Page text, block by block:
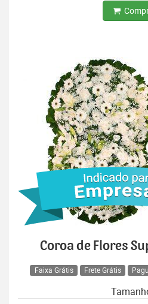
Coroa de Flores
Faixa Grátis Frete Grátis